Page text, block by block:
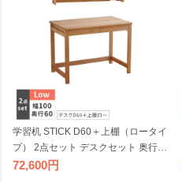
学習机 STICK D60＋上棚（ロータイ
プ） 2点セット デスクセット 奥行60
cm 幅100cm 杉工場 完成品 天然木 国
72,600